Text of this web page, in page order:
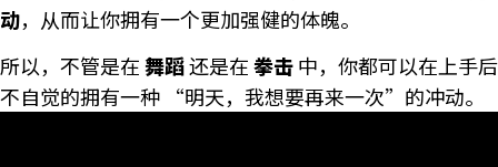
动，从而让你拥有一个更加强健的体魄。
所以，不管是在舞蹈还是在拳击中，你都可以在上手后
不自觉的拥有一种 “明天，我想要再来一次”的冲动。